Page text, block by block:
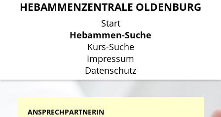
HEBAMMENZENTRALE OLDENBURG
Start
Hebammen-Suche
Kurs-Suche
Impressum
Datenschutz
HEBAMMENZENTRALE OLDENBURG
Start
Hebammen-Suche
Kurs-Suche
Impressum
Datenschutz
ANSPRECHPARTNERIN